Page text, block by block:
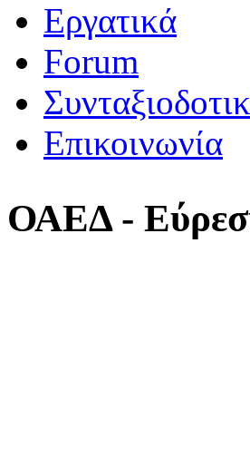
Εργατικά
Forum
Επικοινωνία
ΟΑΕΔ -